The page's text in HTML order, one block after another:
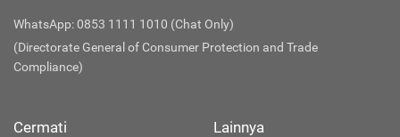
WhatsApp: 0853 1111 1010 (Chat Only)
(Directorate General of Consumer Protection and Trade
Compliance)
Cermati Lainnya